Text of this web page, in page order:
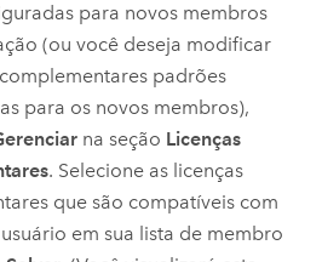
para novos membros
(ou você deseja modificar
padrões
para os novos membros),
na seção Licenças
. Selecione as licenças
que são compatíveis com
em sua lista de membro